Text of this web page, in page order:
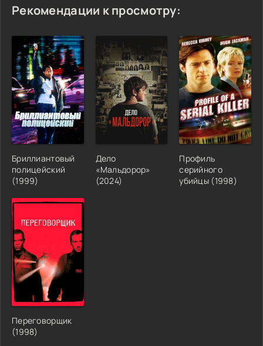
Рекомендации к просмотру:
Бриллиантовый
полицейский
(1999)
Дело
«Мальдорор»
(2024)
Профиль
серийного
убийцы (1998)
Переговорщик
(1998)